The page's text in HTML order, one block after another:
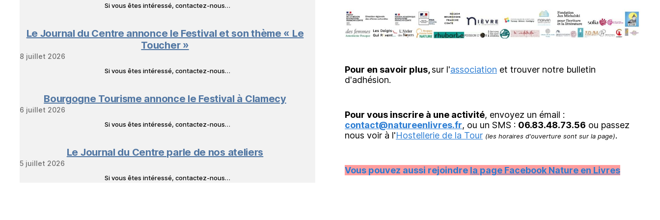
Si vous êtes intéressé, contactez-nous…
Le Journal du Centre annonce le Festival et son thème « Le
Toucher »
8 juillet 2026
Si vous êtes intéressé, contactez-nous…
Bourgogne Tourisme annonce le Festival à Clamecy
6 juillet 2026
Si vous êtes intéressé, contactez-nous…
Le Journal du Centre parle de nos ateliers
5 juillet 2026
Si vous êtes intéressé, contactez-nous…
Pour en savoir plus,sur l'association et trouver notre bulletin
d'adhésion.
Pour vous inscrire à une activité, envoyez un émail :
contact@natureenlivres.fr, ou un SMS : 06.83.48.73.56 ou passez
nous voir à l'Hostellerie de la Tour (les horaires d'ouverture sont sur la page).
Vous pouvez aussi rejoindre la page Facebook Nature en Livres